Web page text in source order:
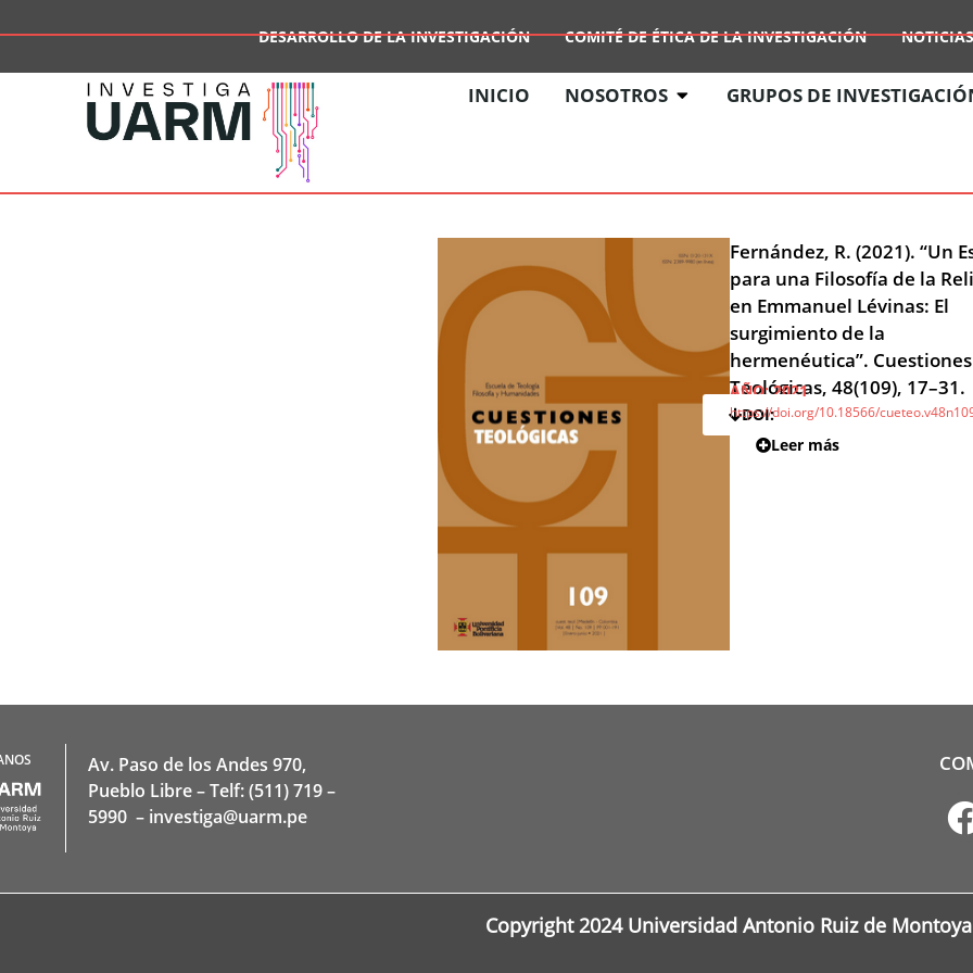
DESARROLLO DE LA INVESTIGACIÓN COMITÉ DE ÉTICA DE LA INVESTIGACIÓN
INICIO NOSOTROS GRUPOS DE
Fernández, R. (2021). “Un
para una Filosofía de la
en Emmanuel Lévinas: El
surgimiento de la
hermenéutica”. Cuestiones
Teológicas, 48(109), 17–31.
AÑO: 2021
DOI:
https://doi.org/10.18566/
Leer más
Av. Paso de los Andes 970,
Pueblo Libre – Telf: (511) 719 –
5990 – investiga@uarm.pe
Copyright 2024 Universidad Antonio Ruiz de Montoya